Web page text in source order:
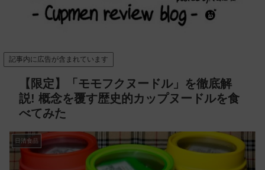
記事内に広告が含まれています
【限定】「モモフクヌードル」を徹底解
説! 概念を覆す歴史的カップヌードルを食
べてみた
日清食品